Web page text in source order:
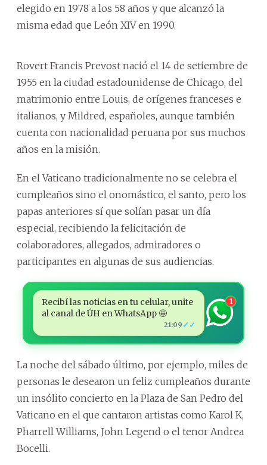
elegido en 1978 a los 58 años y que alcanzó la
misma edad que León XIV en 1990.
Rovert Francis Prevost nació el 14 de setiembre de
1955 en la ciudad estadounidense de Chicago, del
matrimonio entre Louis, de orígenes franceses e
italianos, y Mildred, españoles, aunque también
cuenta con nacionalidad peruana por sus muchos
años en la misión.
En el Vaticano tradicionalmente no se celebra el
cumpleaños sino el onomástico, el santo, pero los
papas anteriores sí que solían pasar un día
especial, recibiendo la felicitación de
colaboradores, allegados, admiradores o
participantes en algunas de sus audiencias.
Recibí las noticias en tu celular, unite
al canal de ÚH en WhatsApp 🤩
21:09 ✓✓
1
La noche del sábado último, por ejemplo, miles de
personas le desearon un feliz cumpleaños durante
un insólito concierto en la Plaza de San Pedro del
Vaticano en el que cantaron artistas como Karol K,
Pharrell Williams, John Legend o el tenor Andrea
Bocelli.